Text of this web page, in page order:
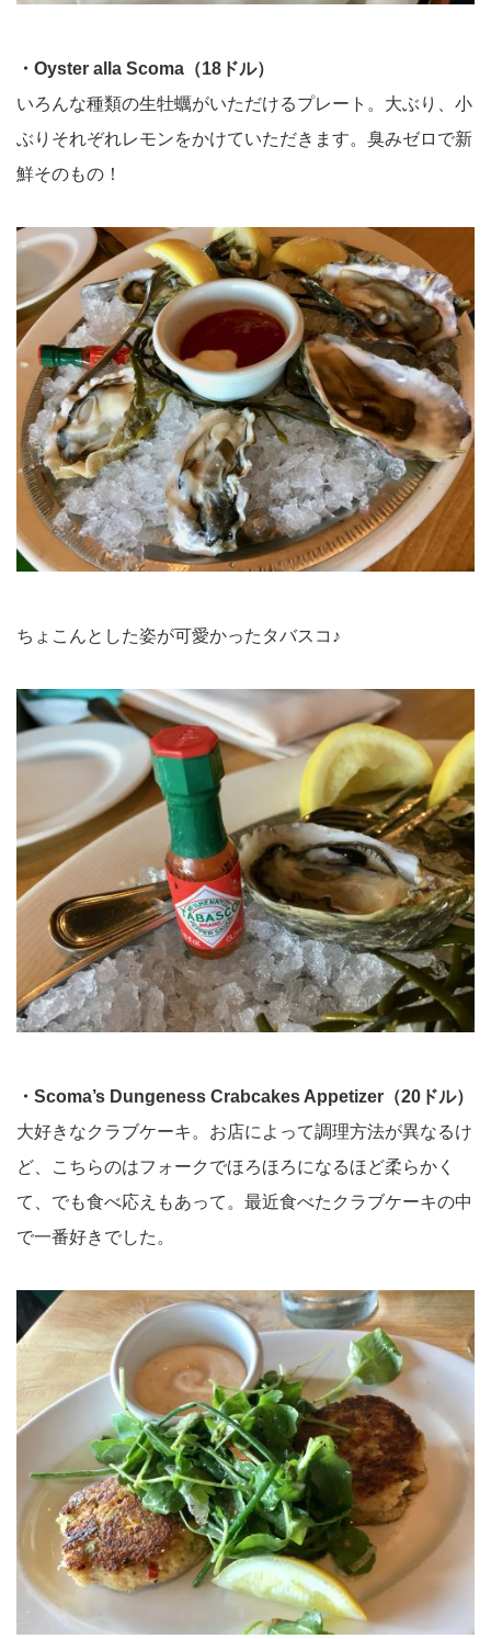
・Oyster alla Scoma（18ドル）
いろんな種類の生牡蠣がいただけるプレート。大ぶり、小
ぶりそれぞれレモンをかけていただきます。臭みゼロで新
鮮そのもの！
ちょこんとした姿が可愛かったタバスコ♪
・Scoma’s Dungeness Crabcakes Appetizer（20ドル）
大好きなクラブケーキ。お店によって調理方法が異なるけ
ど、こちらのはフォークでほろほろになるほど柔らかく
て、でも食べ応えもあって。最近食べたクラブケーキの中
で一番好きでした。